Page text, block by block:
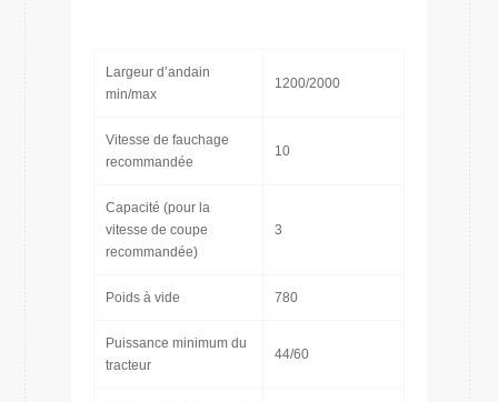
Largeur d’andain
min/max
1200/2000
Vitesse de fauchage
recommandée
10
Capacité (pour la
vitesse de coupe
recommandée)
3
Poids à vide 780
Puissance minimum du
tracteur
44/60